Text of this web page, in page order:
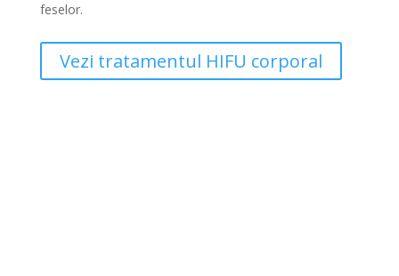
feselor.
Vezi tratamentul HIFU corporal